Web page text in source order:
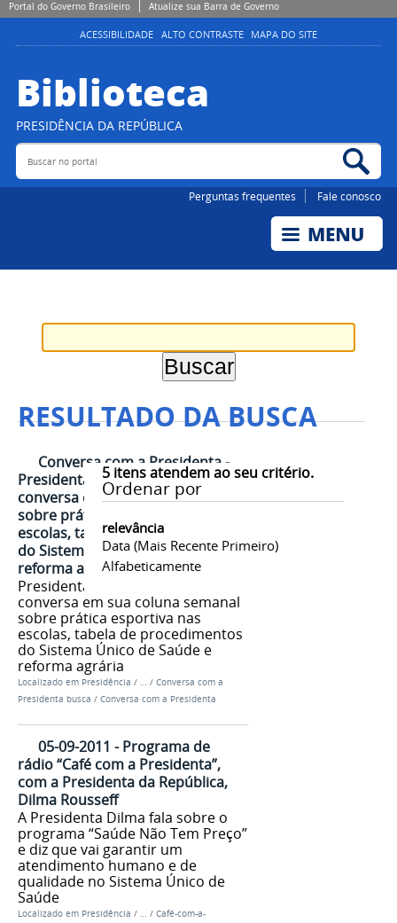
Portal do Governo Brasileiro Atualize sua Barra de Governo
ACESSIBILIDADE ALTO CONTRASTE MAPA DO SITE
Biblioteca
PRESIDÊNCIA DA REPÚBLICA
Buscar no portal
Perguntas frequentes Fale conosco
RESULTADO DA BUSCA
5itens atendem ao seu critério.
Ordenar por
relevância
Data (mais Recente Primeiro)
Alfabeticamente
Conversa com a Presidenta -
Presidenta Dilma Rousseff
conversa em sua coluna semanal
sobre prática esportiva nas
escolas, tabela de procedimentos
do Sistema Único de Saúde e
reforma agrária
Presidenta Dilma Rousseff
conversa em sua coluna semanal
sobre prática esportiva nas
escolas, tabela de procedimentos
do Sistema Único de Saúde e
reforma agrária
Localizado em Presidência / … / Conversa com a
Presidenta busca / Conversa com a Presidenta
05-09-2011 - Programa de
rádio “Café com a Presidenta”,
com a Presidenta da República,
Dilma Rousseff
A Presidenta Dilma fala sobre o
programa “Saúde Não Tem Preço”
e diz que vai garantir um
atendimento humano e de
qualidade no Sistema Único de
Saúde
Localizado em Presidência / / Café-com-a-